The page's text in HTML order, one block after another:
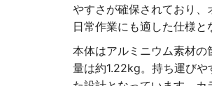
やすさが確保されており、
日常作業にも適した仕様と
本体はアルミニウム素材の
量は約1.22kg。持ち運びや